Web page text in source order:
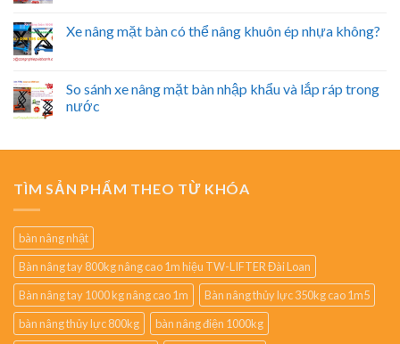
Xe nâng mặt bàn có thể nâng khuôn ép nhựa không?
So sánh xe nâng mặt bàn nhập khẩu và lắp ráp trong
nước
TÌM SẢN PHẨM THEO TỪ KHÓA
bàn nâng nhật
Bàn nâng tay 800kg nâng cao 1m hiệu TW-LIFTER Đài Loan
Bàn nâng tay 1000 kg nâng cao 1m
Bàn nâng thủy lực 350kg cao 1m5
bàn nâng thủy lực 800kg
bàn nâng điện 1000kg